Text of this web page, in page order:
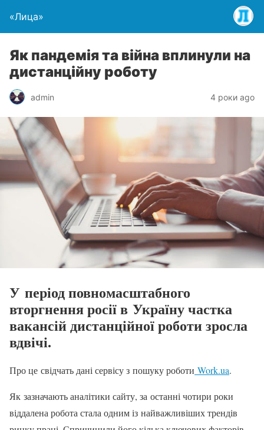
«Лица»
Як пандемія та війна вплинули на
дистанційну роботу
admin 4 роки ago
У період повномасштабного
вторгнення росії в Україну частка
вакансій дистанційної роботи зросла
вдвічі.
Про це свідчать дані сервісу з пошуку роботи Work.ua.
Як зазначають аналітики сайту, за останні чотири роки
віддалена робота стала одним із найважливіших трендів